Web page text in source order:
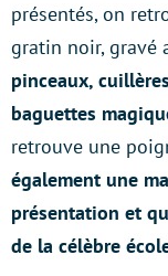
présentés, on
gratin noir, gravé
pinceaux,
baguettes
retrouve une
également une
présentation et
de la célèbre